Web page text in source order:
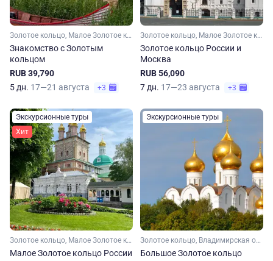
Золотое кольцо, Малое Золотое кольцо, Московская область, Ярославская область, Костромская область, Ивановская область, Владимирская область
Знакомство с Золотым
кольцом
RUB 39,790
5 дн. 17—21 августа +3
Золотое кольцо, Малое Золотое кольцо, Костромская область, Ярославская область, Владимирская область, Ивановская область, Московская область
Золотое кольцо России и
Москва
RUB 56,090
7 дн. 17—23 августа +3
Экскурсионные туры
Хит
Золотое кольцо, Малое Золотое кольцо, Московская область, Владимирская область, Ярославская область, Костромская область, Ивановская область
Малое Золотое кольцо России
Экскурсионные туры
Золотое кольцо, Владимирская область, Ивановская область, Костромская область, Ярославская область, Московская область, Малое Золотое кольцо
Большое Золотое кольцо